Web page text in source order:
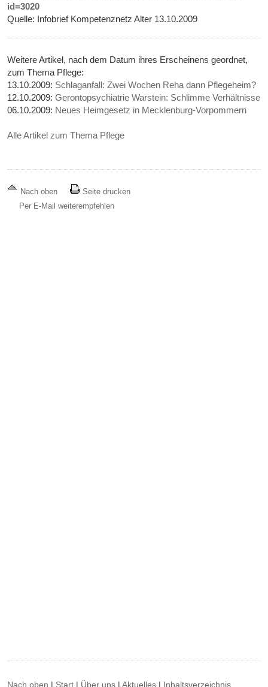
id=3020
Quelle: Infobrief Kompetenznetz Alter 13.10.2009
Weitere Artikel, nach dem Datum ihres Erscheinens geordnet,
zum Thema Pflege:
13.10.2009: Schlaganfall: Zwei Wochen Reha dann Pflegeheim?
12.10.2009:Gerontopsychiatrie Warstein: Schlimme Verhältnisse
06.10.2009: Neues Heimgesetz in Mecklenburg-Vorpommern
Alle Artikel zum Thema Pflege
Nach oben
Seite drucken
Per E-Mail weiterempfehlen
Nach oben | Start | Über uns |Aktuelles | Inhaltsverzeichnis